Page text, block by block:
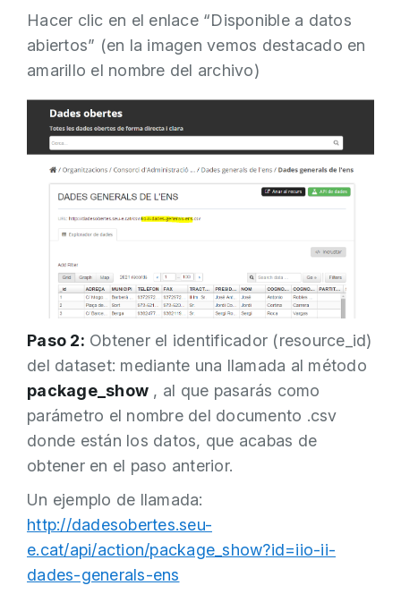
Hacer clic en el enlace “Disponible a datos
abiertos” (en la imagen vemos destacado en
amarillo el nombre del archivo)
Paso 2: Obtener el identificador (resource_id)
del dataset: mediante una llamada al método
package_show , al que pasarás como
parámetro el nombre del documento .csv
donde están los datos, que acabas de
obtener en el paso anterior.
Un ejemplo de llamada:
http://dadesobertes.seu-
e.cat/api/action/package_show?id=iio-ii-
dades-generals-ens